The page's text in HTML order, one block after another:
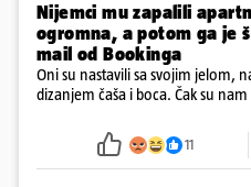
Nijemci mu zapalili
ogromna, a potom ga je
mail od Bookinga
Oni su nastavili sa svojim jelom,
dizanjem čaša i boca. Čak su
požar, rekao je vlasnik
11